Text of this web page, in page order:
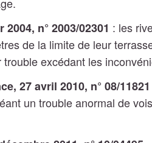
n° 2003/02301 : les
de la limite de leur
excédant les
27 avril 2010, n° 08/11821
un trouble anormal de